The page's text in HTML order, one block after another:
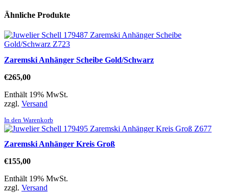
Ähnliche Produkte
Zaremski Anhänger Scheibe Gold/Schwarz
€265,00
Enthält 19% MwSt.
zzgl. Versand
In den Warenkorb
Zaremski Anhänger Kreis Groß
€155,00
Enthält 19% MwSt.
zzgl. Versand